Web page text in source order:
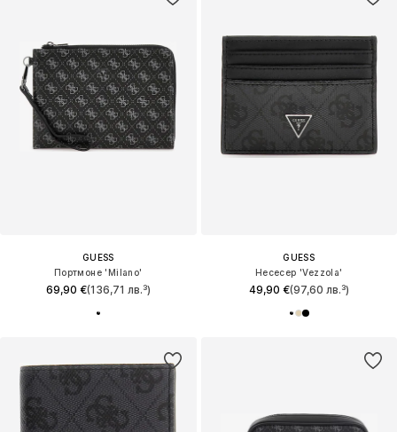
GUESS
Портмоне 'Milano'
69,90 €(136,71 лв.³)
GUESS
Несесер 'Vezzola'
49,90 €(97,60 лв.³)